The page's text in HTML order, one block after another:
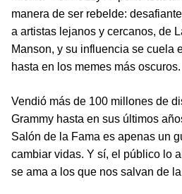
manera de ser rebelde:
a artistas lejanos y cercanos, de
Manson, y su influencia se cuela
hasta en los memes más oscuros.
Vendió más de 100 millones de
Grammy hasta en sus últimos
Salón de la Fama es apenas un
cambiar vidas. Y sí, el público lo
se ama a los que nos salvan de